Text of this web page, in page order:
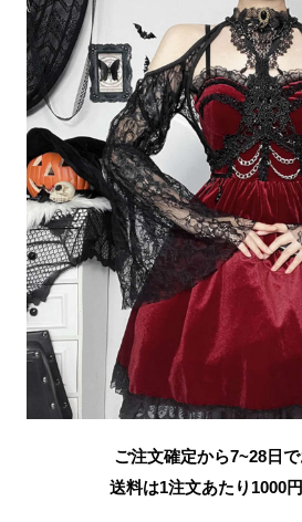
ご注文確定から7~28日
送料は1注文あたり 1000